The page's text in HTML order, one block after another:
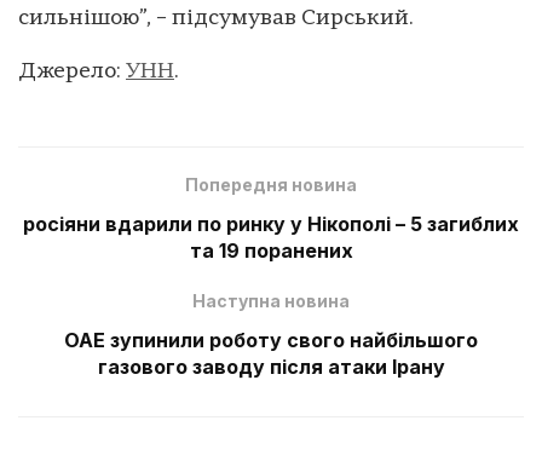
сильнішою”, – підсумував Сирський.
Джерело: УНН.
Попередня новина
росіяни вдарили по ринку у Нікополі – 5 загиблих
та 19 поранених
Наступна новина
ОАЕ зупинили роботу свого найбільшого
газового заводу після атаки Ірану